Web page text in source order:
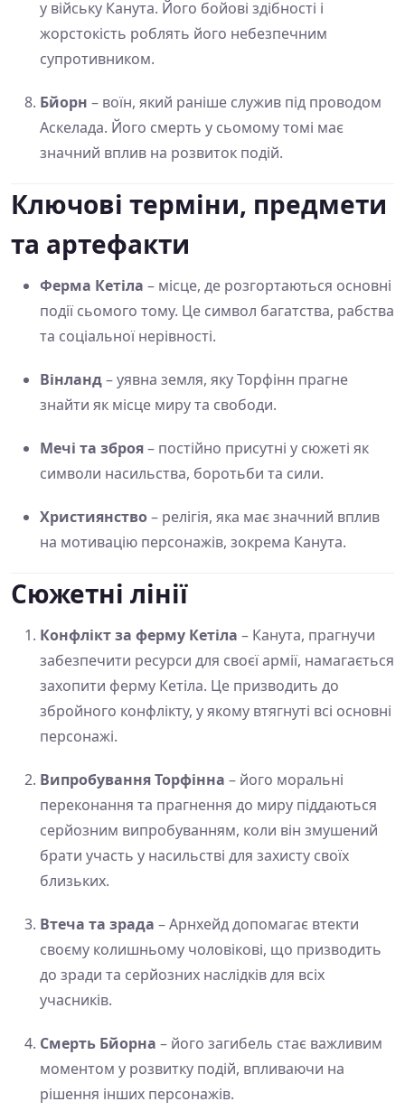
у війську Канута. Його бойові здібності і
жорстокість роблять його небезпечним
супротивником.
Бйорн – воїн, який раніше служив під проводом
Аскелада. Його смерть у сьомому томі має
значний вплив на розвиток подій.
Ключові терміни, предмети
та артефакти
Ферма Кетіла – місце, де розгортаються основні
події сьомого тому. Це символ багатства, рабства
та соціальної нерівності.
Вінланд– уявна земля, яку Торфінн прагне
знайти як місце миру та свободи.
Мечі та зброя– постійно присутні у сюжеті як
символи насильства, боротьби та сили.
Християнство– релігія, яка має значний вплив
на мотивацію персонажів, зокрема Канута.
Сюжетні лінії
Конфлікт за ферму Кетіла – Канута, прагнучи
забезпечити ресурси для своєї армії, намагається
захопити ферму Кетіла. Це призводить до
збройного конфлікту, у якому втягнуті всі основні
персонажі.
Випробування Торфінна – його моральні
переконання та прагнення до миру піддаються
серйозним випробуванням, коли він змушений
брати участь у насильстві для захисту своїх
близьких.
Втеча та зрада – Арнхейд допомагає втекти
своєму колишньому чоловікові, що призводить
до зради та серйозних наслідків для всіх
учасників.
Смерть Бйорна – його загибель стає важливим
моментом у розвитку подій, впливаючи на
рішення інших персонажів.